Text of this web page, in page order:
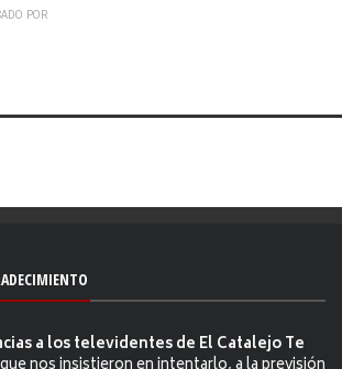
POR
a los televidentes de El Catalejo Te